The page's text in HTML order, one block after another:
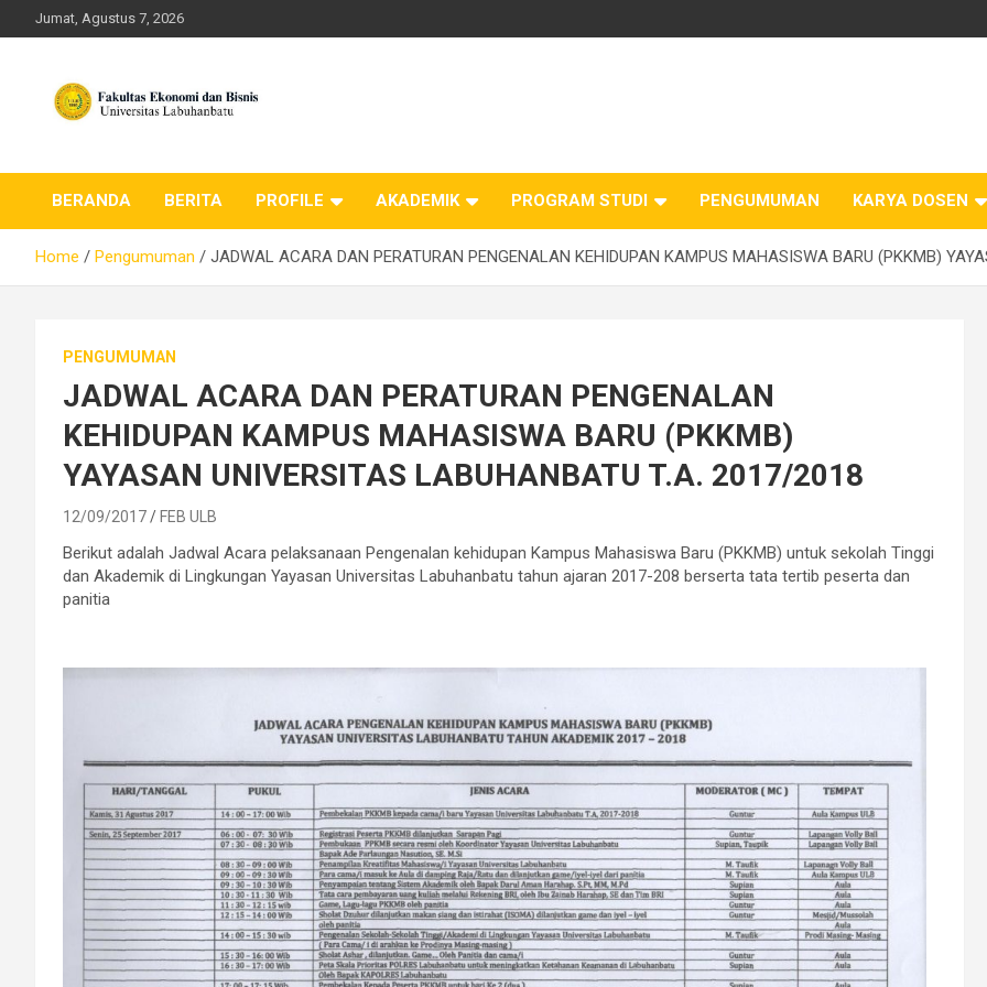
to
Jumat, Agustus 7, 2026
FEB ULB – Universitas
Labuhanbatu
BERANDA BERITA PROFILE AKADEMIK PROGRAM STUDI PENGUMUMAN KARYA DOSEN
Home Pengumuman JADWAL ACARA DAN PERATURAN PENGENALAN KEHIDUPAN KAMPUS MAHASISWA BARU (PKKMB)
PENGUMUMAN
JADWAL ACARA DAN PERATURAN PENGENALAN
KEHIDUPAN KAMPUS MAHASISWA BARU (PKKMB)
YAYASAN UNIVERSITAS LABUHANBATU T.A. 2017/2018
12/09/2017 FEB ULB
Berikut adalah Jadwal Acara pelaksanaan Pengenalan kehidupan Kampus Mahasiswa Baru (PKKMB) untuk sekolah Tinggi
dan Akademik di Lingkungan Yayasan Universitas Labuhanbatu tahun ajaran 2017-208 berserta tata tertib peserta dan
panitia